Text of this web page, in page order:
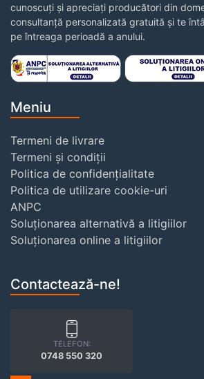
cunoscuți și apreciați producători din
consultanță personalizată gratuită și te
pe întreaga perioadă a anului.
Meniu
Termeni de livrare
Termeni și condiții
Politica de confidențialitate
Politica de utilizare cookie-uri
ANPC
Soluționarea alternativă a litigiilor
Soluționarea online a litigiilor
Contactează-ne!
TELEFON:
0748 550 320